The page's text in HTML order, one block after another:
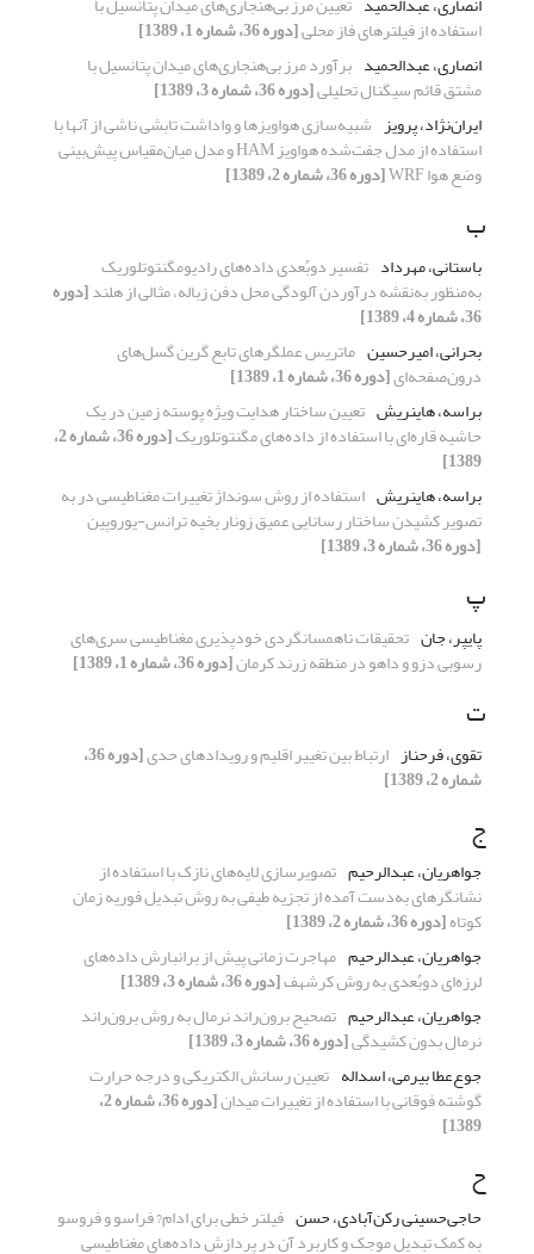
استفاده از فیلترهای فاز محلی[دوره 36، شماره 1، 1389]
انصاری، عبدالحمید برآورد مرز بی‌هنجاری‌های میدان پتانسیل با
مشتق قائم سیگنال تحلیلی[دوره 36، شماره 3، 1389]
ایران‌نژاد، پرویز شبیه‌سازی هواویزها و واداشت تابشی ناشی از آنها با
استفاده از مدل جفت‌شده هواویز HAM و مدل میان‌مقیاس پیش‌بینی
وضع هوا WRF [دوره 36، شماره 2، 1389]
ب
باستانی، مهرداد تفسیر دوبُعدی داده‌های رادیومگنتوتلوریک
به‌منظور به‌نقشه درآوردن آلودگی محل دفن زباله، مثالی از هلند[دوره
36، شماره 4، 1389]
بحرانی، امیرحسین ماتریس عملگرهای تابع گرین گسل‌های
درون‌صفحه‌ای[دوره 36، شماره 1، 1389]
براسه، هاینریش تعیین ساختار هدایت ویژه پوسته زمین در یک
حاشیه قاره‌ای با استفاده از داده‌های مگنتوتلوریک [دوره 36، شماره 2،
1389]
براسه، هاینریش استفاده از روش سونداژ تغییرات مغناطیسی در به
تصویر کشیدن ساختار رسانایی عمیق زونار بخیه ترانس-یوروپین
[دوره 36، شماره 3، 1389]
پ
پایپر، جان تحقیقات ناهمسانگردی خودپذیری مغناطیسی سری‌های
رسوبی دزو و داهو در منطقه زرند کرمان[دوره 36، شماره 1، 1389]
ت
تقوی، فرحناز ارتباط بین تغییر اقلیم و رویدادهای حدی [دوره 36،
شماره 2، 1389]
ج
جواهریان، عبدالرحیم تصویرسازی لایه‌های نازک با استفاده از
نشانگرهای به‌دست آمده از تجزیه طیفی به روش تبدیل فوریه زمان
کوتاه[دوره 36، شماره 2، 1389]
جواهریان، عبدالرحیم مهاجرت زمانی پیش از برانبارش داده‌های
لرزه‌ای دوبُعدی به روش کرشهف[دوره 36، شماره 3، 1389]
جواهریان، عبدالرحیم تصحیح برون‌راند نرمال به روش برون‌راند
نرمال بدون کشیدگی[دوره 36، شماره 3، 1389]
جوع‌عطا بیرمی، اسداله تعیین رسانش الکتریکی و درجه حرارت
گوشته‌ فوقانی با استفاده از تغییرات میدان [دوره 36، شماره 2،
1389]
ح
حاجی‌حسینی رکن‌آبادی، حسن فیلتر خطی برای ادام? فراسو و فروسو
به کمک تبدیل موجک و کاربرد آن در پردازش داده‌های مغناطیسی